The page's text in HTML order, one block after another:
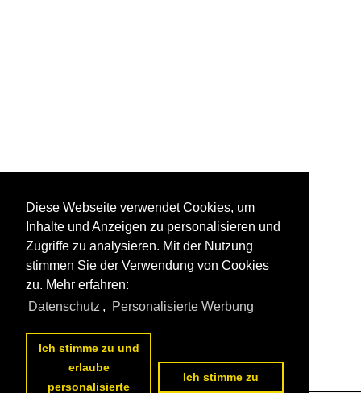
Diese Webseite verwendet Cookies, um
Inhalte und Anzeigen zu personalisieren und
Zugriffe zu analysieren. Mit der Nutzung
stimmen Sie der Verwendung von Cookies
zu. Mehr erfahren:
Datenschutz , Personalisierte Werbung
Ich stimme zu und
erlaube
personalisierte
Ich stimme zu